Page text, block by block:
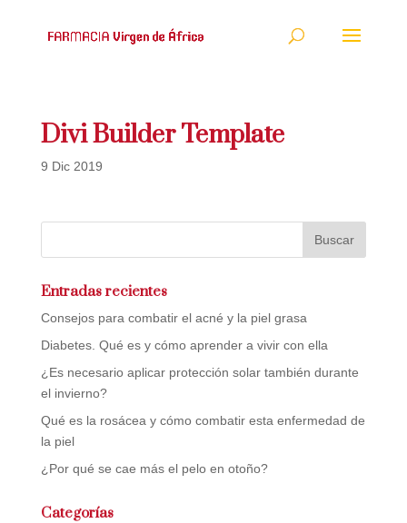
Divi Builder Template
9 Dic 2019
Entradas recientes
Consejos para combatir el acné y la piel grasa
Diabetes. Qué es y cómo aprender a vivir con ella
¿Es necesario aplicar protección solar también durante
el invierno?
Qué es la rosácea y cómo combatir esta enfermedad de
la piel
¿Por qué se cae más el pelo en otoño?
Categorías